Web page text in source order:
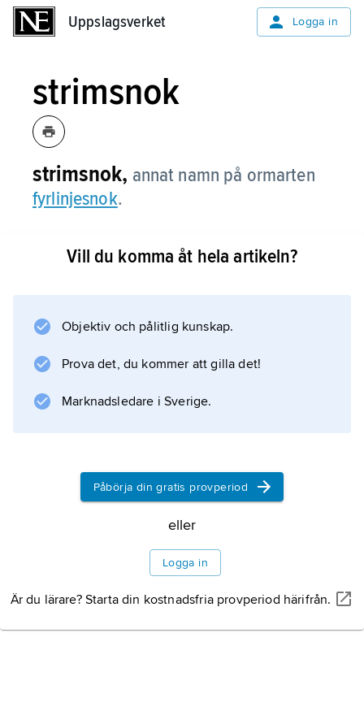
Uppslagsverket Logga in
strimsnok
strimsnok, annat namn på ormarten
fyrlinjesnok.
Vill du komma åt hela artikeln?
Objektiv och pålitlig kunskap.
Prova det, du kommer att gilla det!
Marknadsledare i Sverige.
Påbörja din gratis provperiod
eller
Logga in
Är du lärare? Starta din kostnadsfria provperiod härifrån.